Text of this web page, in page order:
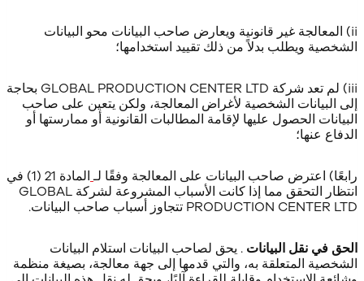
ii) المعالجة غير قانونية ويعارض صاحب البيانات محو البيانات
الشخصية ويطلب بدلاً من ذلك تقييد استخدامها؛
iii) لم تعد شركة GLOBAL PRODUCTION CENTER LTD بحاجة
إلى البيانات الشخصية لأغراض المعالجة، ولكن يتعين على صاحب
البيانات الحصول عليها لإقامة المطالبات القانونية أو ممارستها أو
الدفاع عنها؛
رابعًا) اعترض صاحب البيانات على المعالجة وفقًا لـ
المادة 21 (1) في
انتظار التحقق مما إذا كانت الأسباب المشروعة لشركة GLOBAL
PRODUCTION CENTER LTD تتجاوز أسباب صاحب البيانات.
الحق في نقل البيانات . يحق لصاحب البيانات استلام البيانات
الشخصية المتعلقة به، والتي قدمها إلى جهة معالجة، بصيغة منظمة